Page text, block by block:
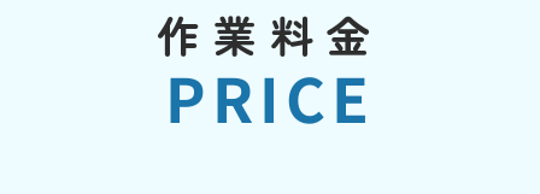
作業料金
PRICE